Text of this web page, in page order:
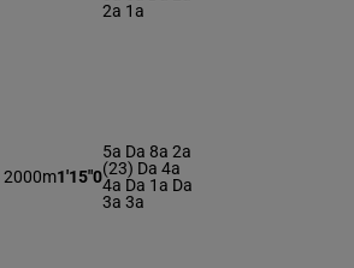
2a 1a
2000m1'15"0
5a Da 8a 2a
(23) Da 4a
4a Da 1a Da
3a 3a